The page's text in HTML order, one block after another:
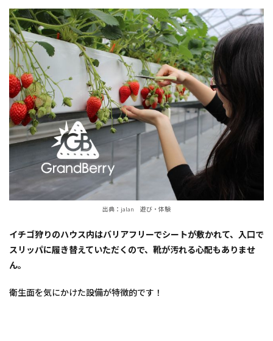
出典：jalan 遊び・体験
イチゴ狩りのハウス内はバリアフリーでシートが敷かれて、入口で
スリッパに履き替えていただくので、靴が汚れる心配もありませ
ん。
衛生面を気にかけた設備が特徴的です！